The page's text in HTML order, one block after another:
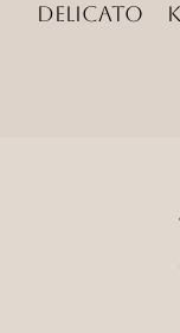
Delicato